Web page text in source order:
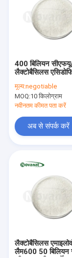
400 बिलियन
लैक्टोबैसिलस
मूल्य:negotiable
MOQ:10 किलोग्राम
नवीनतम कीमत पता करें
अब से संपर्क करें
लैक्टोबैसिलस
लैम600 50 बिलियन